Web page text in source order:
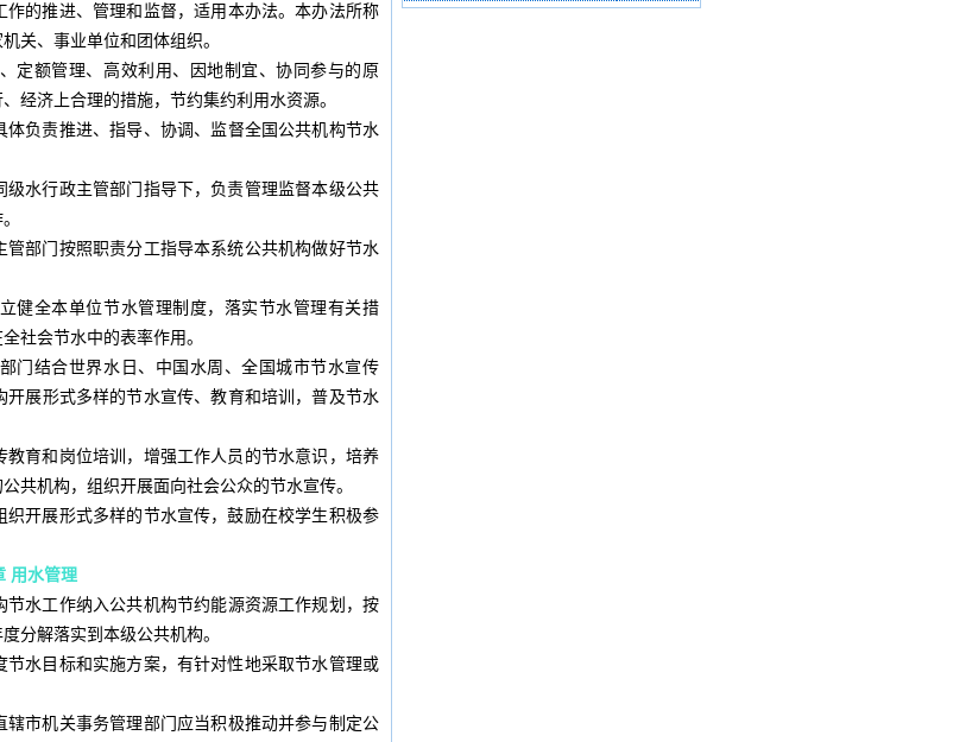
的推进、管理和监督，适用本办法。本办法所称
关、事业单位和团体组织。
定额管理、高效利用、因地制宜、协同参与的原
经济上合理的措施，节约集约利用水资源。
体负责推进、指导、协调、监督全国公共机构节水
水行政主管部门指导下，负责管理监督本级公共
部门按照职责分工指导本系统公共机构做好节水
健全本单位节水管理制度，落实节水管理有关措
社会节水中的表率作用。
门结合世界水日、中国水周、全国城市节水宣传
展形式多样的节水宣传、教育和培训，普及节水
育和岗位培训，增强工作人员的节水意识，培养
共机构，组织开展面向社会公众的节水宣传。
开展形式多样的节水宣传，鼓励在校学生积极参
用水管理
水工作纳入公共机构节约能源资源工作规划，按
分解落实到本级公共机构。
水目标和实施方案，有针对性地采取节水管理或
辖市机关事务管理部门应当积极推动并参与制定公